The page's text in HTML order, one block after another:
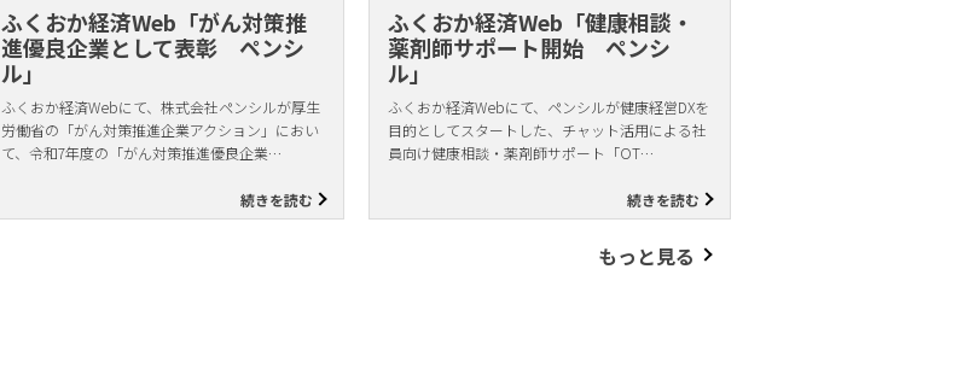
ふくおか経済Web「がん対策推
進優良企業として表彰 ペンシ
ル」
ふくおか経済Webにて、株式会社ペンシルが厚生
労働省の「がん対策推進企業アクション」におい
て、令和7年度の「がん対策推進優良企業…
続きを読む
ふくおか経済Web「健康相談・
薬剤師サポート開始 ペンシ
ル」
ふくおか経済Webにて、ペンシルが健康経営DXを
目的としてスタートした、チャット活用による社
員向け健康相談・薬剤師サポート「OT…
続きを読む
もっと見る